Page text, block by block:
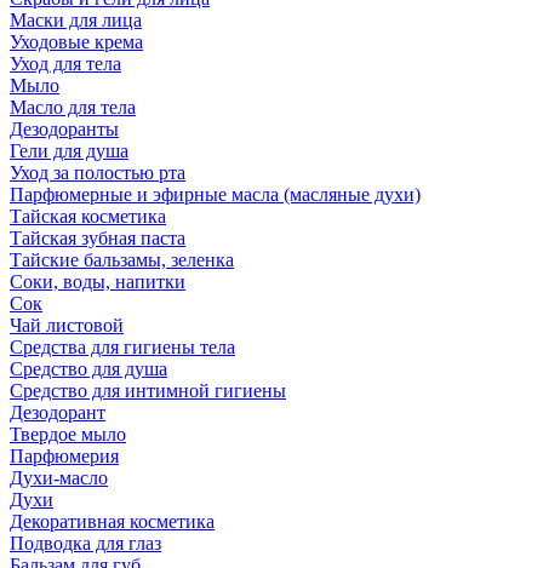
Маски для лица
Уходовые крема
Уход для тела
Мыло
Масло для тела
Дезодоранты
Гели для душа
Уход за полостью рта
Парфюмерные и эфирные масла (масляные духи)
Тайская косметика
Тайская зубная паста
Тайские бальзамы, зеленка
Соки, воды, напитки
Сок
Чай листовой
Средства для гигиены тела
Средство для душа
Средство для интимной гигиены
Дезодорант
Твердое мыло
Парфюмерия
Духи-масло
Духи
Декоративная косметика
Подводка для глаз